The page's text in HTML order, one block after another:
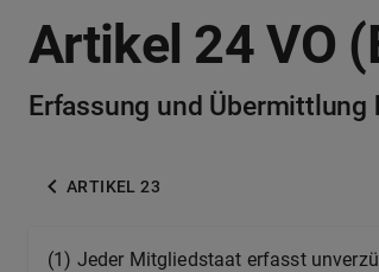
Artikel 24 VO
Erfassung und Übermittlung
ARTIKEL 23
(1) Jeder Mitgliedstaat erfasst